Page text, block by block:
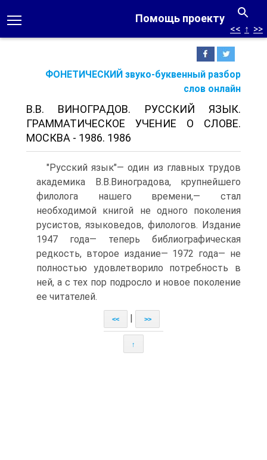
Помощь проекту
ФОНЕТИЧЕСКИЙ звуко-буквенный разбор
слов онлайн
<< ↑ >>
В.В. ВИНОГРАДОВ. РУССКИЙ ЯЗЫК.
ГРАММАТИЧЕСКОЕ УЧЕНИЕ О СЛОВЕ.
МОСКВА - 1986. 1986
"Русский язык"— один из главных трудов
академика В.В.Виноградова, крупнейшего
филолога нашего времени,— стал
необходимой книгой не одного поколения
русистов, языковедов, филологов. Издание
1947 года— теперь библиографическая
редкость, второе издание— 1972 года— не
полностью удовлетворило потребность в
ней, а с тех пор подросло и новое поколение
ее читателей.
<< >>
↑